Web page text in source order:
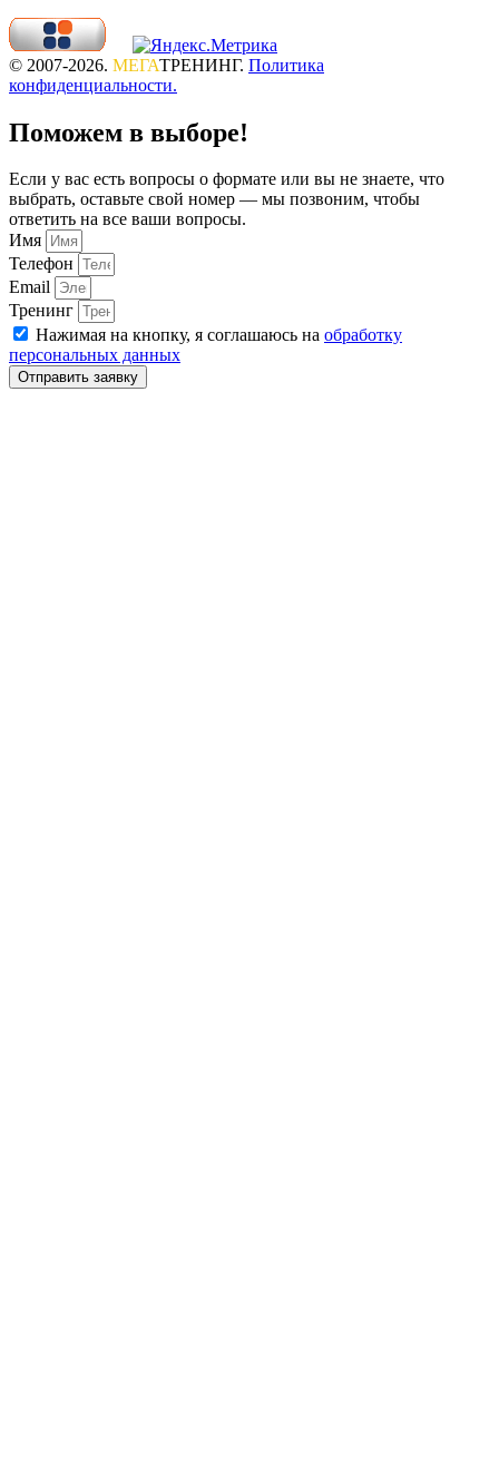
© 2007-2026. МЕГАТРЕНИНГ. Политика
конфиденциальности.
Поможем в выборе!
Если у вас есть вопросы о формате или вы не знаете, что
выбрать, оставьте свой номер — мы позвоним, чтобы
ответить на все ваши вопросы.
Имя
Телефон
Email
Тренинг
Нажимая на кнопку, я соглашаюсь на обработку
персональных данных
Отправить заявку